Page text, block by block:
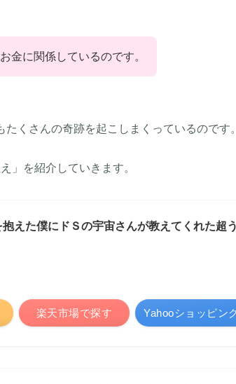
金に関係しているのです。
くさんの奇跡を起こしまくっているのです。
」を紹介していきます。
えた僕にドＳの宇宙さんが教えてくれた超
楽天市場で探す Yahooショッピン